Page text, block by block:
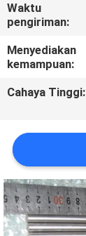
HUBUNGI
KAMI
BERITA
QUOTE
REQUEST
SUATU
SITEMAP
Waktu
pengiriman:
Menyediakan
kemampuan:
Cahaya Tinggi: